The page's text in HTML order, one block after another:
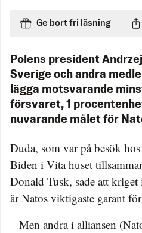
Ge bort fri läsning
Polens president
Sverige och andra
lägga motsvarande
försvaret, 1
nuvarande målet för
Duda, som var på besök
Biden i Vita huset
Donald Tusk, sade att
är Natos viktigaste garant
– Men andra i alliansen